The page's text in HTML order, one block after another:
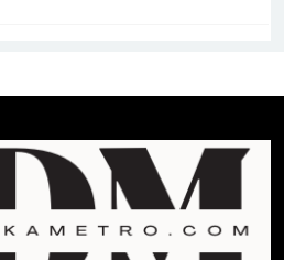
প্রথম শ্রেণি ছাড়া অন্য সব শ্রেণিতে
হবে ভর্তি পরীক্ষা: শিক্ষা মন্ত্রণালয়
কাউকে অসম্মান করতে নয়,